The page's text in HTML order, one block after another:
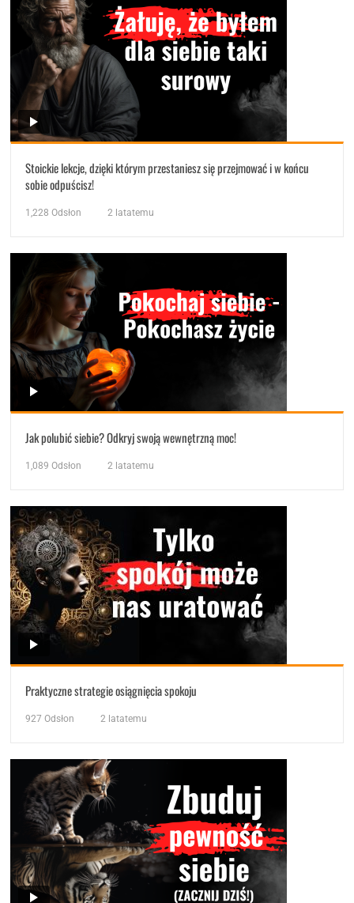
Stoickie lekcje, dzięki którym przestaniesz się przejmować i w końcu
sobie odpuścisz!
1,228 Odsłon 2 latatemu
Jak polubić siebie? Odkryj swoją wewnętrzną moc!
1,089 Odsłon 2 latatemu
Praktyczne strategie osiągnięcia spokoju
927 Odsłon 2 latatemu